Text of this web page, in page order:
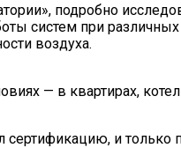
подробно
систем при
воздуха.
— в квартирах,
и только